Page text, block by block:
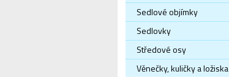
Sedlové objímky
Sedlovky
Středové osy
Věnečky, kuličky a ložiska